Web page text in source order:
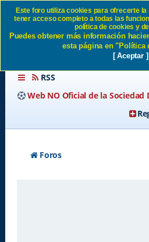
Enviar
RSS
Web NO Oficial de la Sociedad
Foros
Este foro utiliza cookies para ofrecerte
tener acceso completo a todas las
política de cookies y
Puedes obtener más información
esta página en "Política
[ Aceptar ]